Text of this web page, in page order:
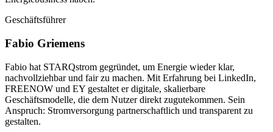
Geschäftsführer
Fabio Griemens
Fabio hat STARQstrom gegründet, um Energie wieder klar,
nachvollziehbar und fair zu machen. Mit Erfahrung bei LinkedIn,
FREENOW und EY gestaltet er digitale, skalierbare
Geschäftsmodelle, die dem Nutzer direkt zugutekommen. Sein
Anspruch: Stromversorgung partnerschaftlich und transparent zu
gestalten.